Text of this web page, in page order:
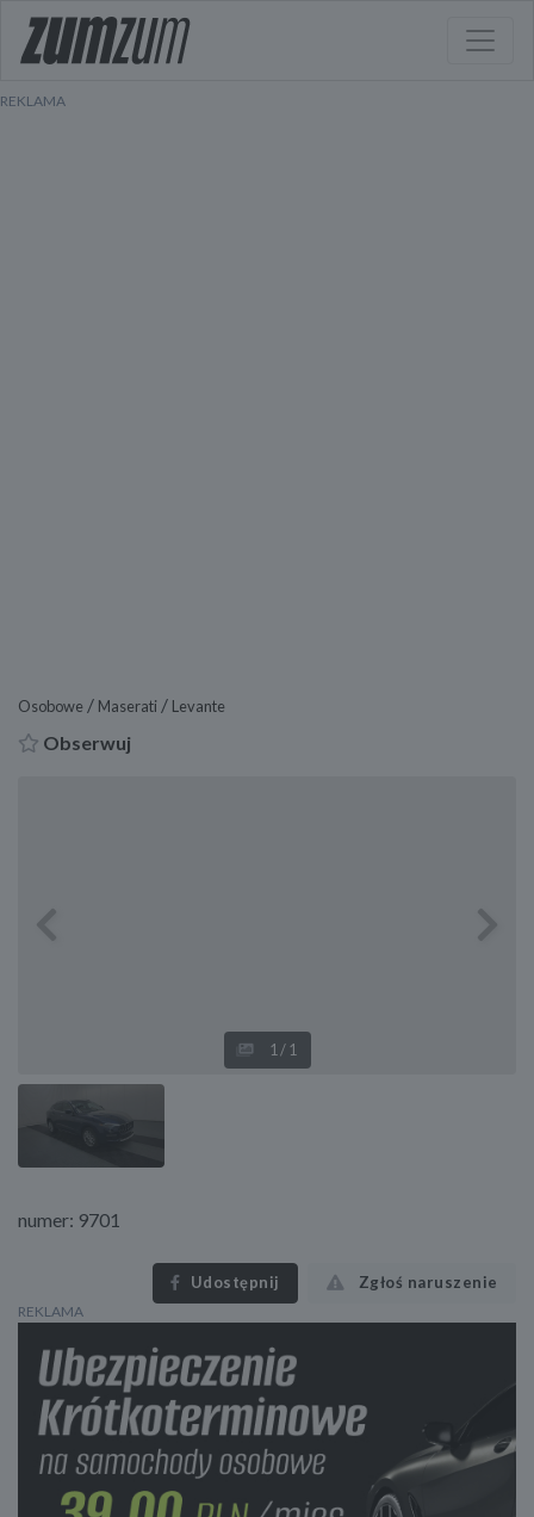
Osobowe / Maserati / Levante
Obserwuj
Next
1 /1
numer: 9701
Udostępnij Zgłoś naruszenie
REKLAMA